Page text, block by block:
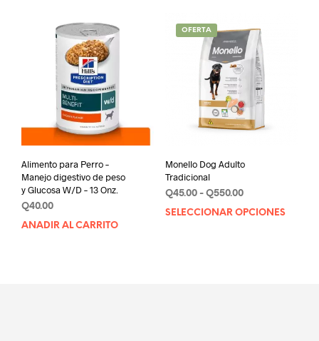
Alimento para Perro –
Manejo digestivo de peso
y Glucosa W/D – 13 Onz.
Q40.00
AÑADIR AL CARRITO
OFERTA
Monello Dog Adulto
Tradicional
Q45.00 - Q550.00Rango
de
SELECCIONAR OPCIONES